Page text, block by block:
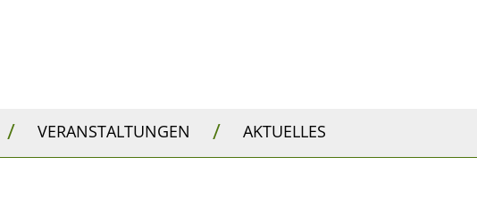
/ VERANSTALTUNGEN / AKTUELLES